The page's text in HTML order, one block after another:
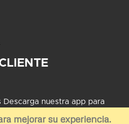
mejorar su experiencia.
Descarga nuestra app para